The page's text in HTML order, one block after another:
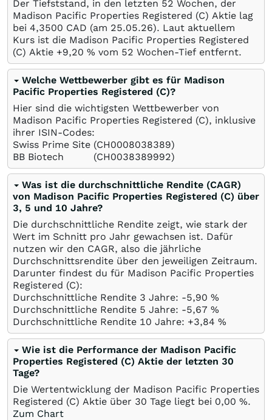
Der Tiefststand, in den letzten 52 Wochen, der
Madison Pacific Properties Registered (C) Aktie lag
bei 4,3500 CAD (am 25.05.26). Laut aktuellem
Kurs ist die Madison Pacific Properties Registered
(C) Aktie +9,20 % vom 52 Wochen-Tief entfernt.
Welche Wettbewerber gibt es für Madison
Pacific Properties Registered (C)?
Hier sind die wichtigsten Wettbewerber von
Madison Pacific Properties Registered (C), inklusive
ihrer ISIN-Codes:
Swiss Prime Site (CH0008038389)
BB Biotech
(CH0038389992)
Was ist die durchschnittliche Rendite (CAGR)
von Madison Pacific Properties Registered (C) über
3, 5 und 10 Jahre?
Die durchschnittliche Rendite zeigt, wie stark der
Wert im Schnitt pro Jahr gewachsen ist. Dafür
nutzen wir den CAGR, also die jährliche
Durchschnittsrendite über den jeweiligen Zeitraum.
Darunter findest du für Madison Pacific Properties
Registered (C):
Durchschnittliche Rendite 3 Jahre: -5,90 %
Durchschnittliche Rendite 5 Jahre: -5,67 %
Durchschnittliche Rendite 10 Jahre: +3,84 %
Wie ist die Performance der Madison Pacific
Properties Registered (C) Aktie der letzten 30
Tage?
Die Wertentwicklung der Madison Pacific Properties
Registered (C) Aktie über 30 Tage liegt bei 0,00 %.
Zum Chart